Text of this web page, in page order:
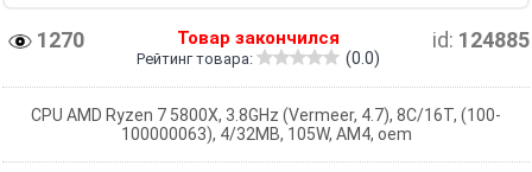
1270 id: 124885
Товар закончился
Рейтинг товара: (0.0)
CPU AMD Ryzen 7 5800X, 3.8GHz (Vermeer, 4.7), 8C/16T, (100-
100000063), 4/32MB, 105W, AM4, oem